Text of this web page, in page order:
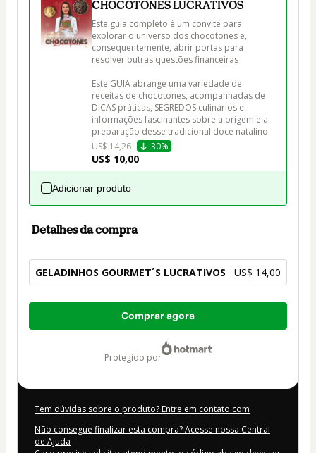
CHOCOTONES LUCRATIVOS
Este guia completo é um convite para
explorar o universo dos chocotones e,
consequentemente, abrir portas para
resolver outras questões financeiras
Este GUIA abrange uma variedade de
receitas de chocotones, acompanhadas de
DICAS práticas, SEGREDOS culinários e
informações fascinantes sobre a origem e a
preparação desse tradicional doce natalino.
US$ 14,26
30%
US$ 10,00
Adicionar produto
Detalhes da compra
GELADINHOS GOURMET´S LUCRATIVOS US$ 14,00
Total
Comprar agora
protegido por
Tem dúvidas sobre o produto? Entre em contato com
Não consegue finalizar esta compra? Acesse nossa Central
de Ajuda